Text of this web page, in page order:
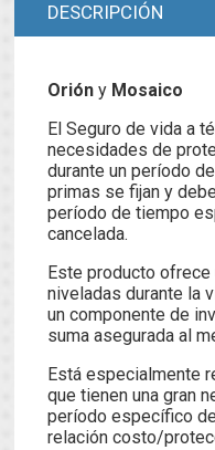
DESCRIPCIÓN
Orión y Mosaico
El Seguro de vida a
necesidades de
durante un período
primas se fijan y
período de tiempo
cancelada.
Este producto ofrece
niveladas durante la
un componente de
suma asegurada al
Está especialmente
que tienen una gran
período específico
relación costo/